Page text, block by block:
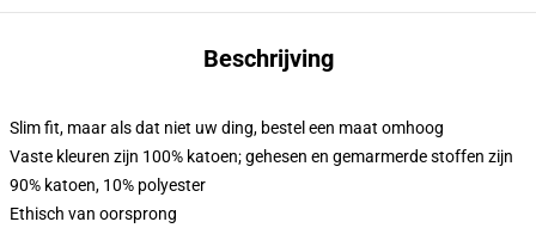
Beschrijving
Slim fit, maar als dat niet uw ding, bestel een maat omhoog
Vaste kleuren zijn 100% katoen; gehesen en gemarmerde stoffen zijn
90% katoen, 10% polyester
Ethisch van oorsprong